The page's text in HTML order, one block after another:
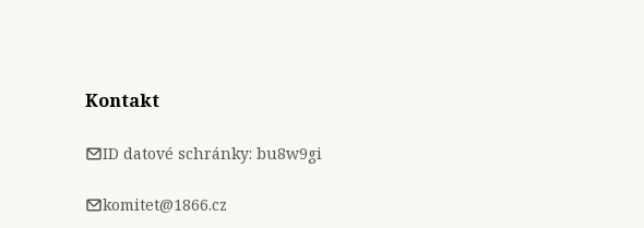
Kontakt
ID datové schránky: bu8w9gi
komitet@1866.cz